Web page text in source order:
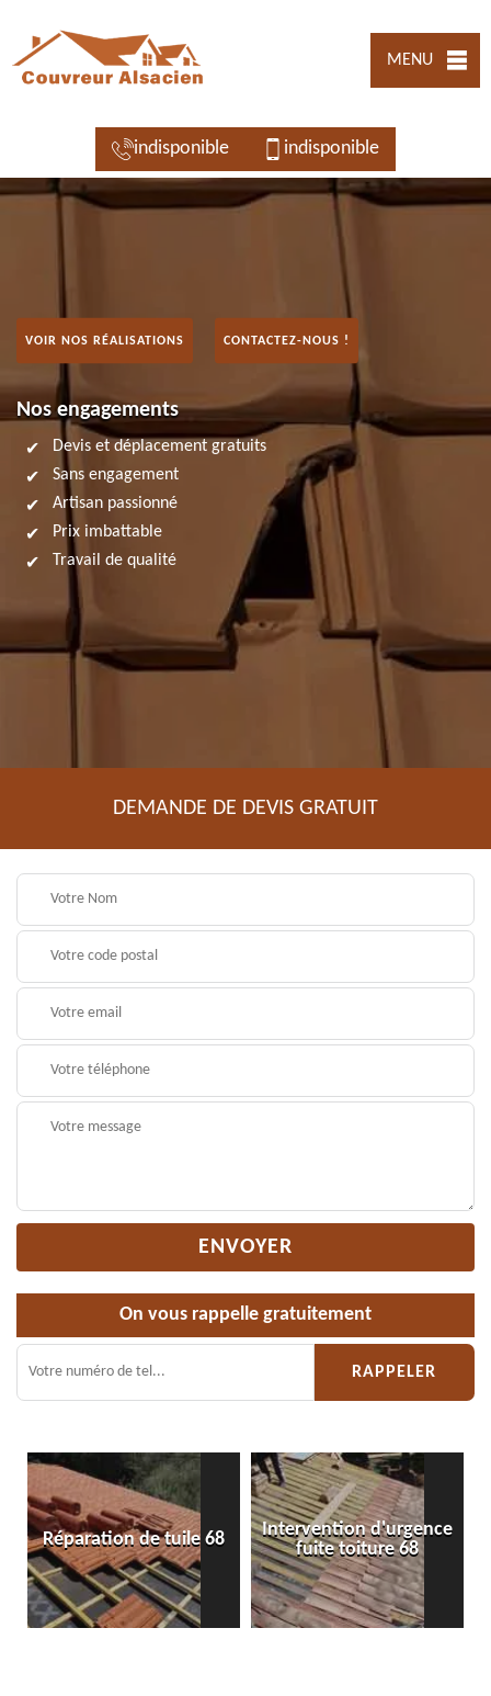
MENU
indisponible indisponible
VOIR NOS RÉALISATIONS CONTACTEZ-NOUS !
Nos engagements
Devis et déplacement gratuits
Sans engagement
Artisan passionné
Prix imbattable
Travail de qualité
DEMANDE DE DEVIS GRATUIT
On vous rappelle gratuitement
Réparation de tuile 68
Intervention d'urgence
fuite toiture 68